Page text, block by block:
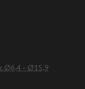
Ø6,4 – Ø15,9